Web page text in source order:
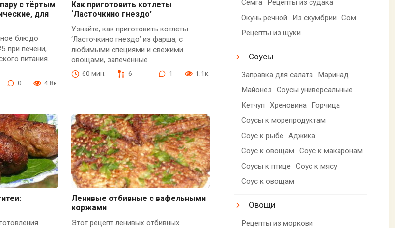
с тёртым
для
блюдо
при печени,
питания.
0 4.8к.
Как приготовить котлеты
‘Ласточкино гнездо’
Узнайте, как приготовить котлеты
‘Ласточкино гнездо’ из фарша, с
любимыми специями и свежими
овощами, запечённые
60 мин. 6 1 1.1к.
Ленивые отбивные с вафельными
коржами
Этот рецепт ленивых отбивных
Семга
Рецепты из судака
Окунь речной
Из скумбрии
Сом
Рецепты из щуки
Соусы
Заправка для салата
Маринад
Майонез
Соусы универсальные
Кетчуп
Хреновина
Горчица
Соусы к морепродуктам
Соус к рыбе
Аджика
Соус к овощам
Соус к макаронам
Соусы к птице
Соус к мясу
Соус к овощам
Овощи
Рецепты из моркови